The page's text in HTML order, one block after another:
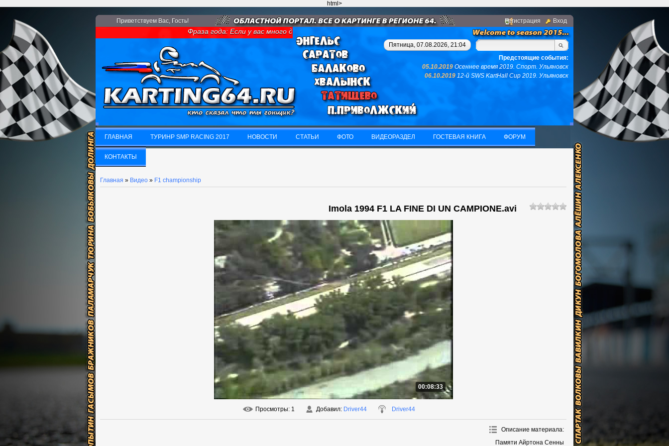
html>
Приветствуем Вас, Гость! Регистрация Вход
Фраза года: Если у вас много денег и свободного времени - займитесь картингом, у вас не останется ни того ни
Пятница, 07.08.2026, 21:04
Предстоящие события:
05.10.2019 Осеннее время 2019. Спорт. Ульяновск
06.10.2019 12-й SWS KartHall Cup 2019. Ульяновск
ГЛАВНАЯ
ГЛАВНАЯ
ТУРИНР SMP RACING 2017 НОВОСТИ СТАТЬИ ФОТО ВИДЕОРАЗДЕЛ ГОСТЕВАЯ КНИГА ФОРУМ
КОНТАКТЫ
КОНТАКТЫ
Главная » Видео » F1 championship
Imola 1994 F1 LA FINE DI UN CAMPIONE.avi
00:08:33
Просмотры: 1 Добавил: Driver44 Driver44
Описание материала:
Памяти Айртона Сенны